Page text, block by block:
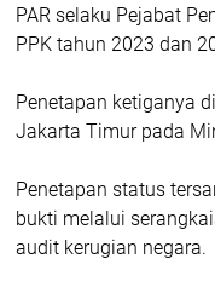
PAR selaku Pejabat
PPK tahun 2023 dan
Penetapan ketiganya
Jakarta Timur pada
Penetapan status
bukti melalui
audit kerugian negara.